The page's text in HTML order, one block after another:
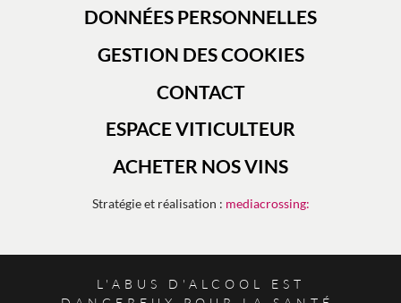
DONNÉES PERSONNELLES
GESTION DES COOKIES
CONTACT
ESPACE VITICULTEUR
ACHETER NOS VINS
Stratégie et réalisation : mediacrossing:
L'ABUS D'ALCOOL EST